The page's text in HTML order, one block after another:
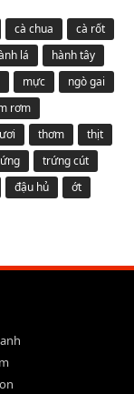
cà chua
cà rốt
lá
hành tây
mực
ngò gai
rơm
thơm
thịt
trứng cút
đậu hủ
ớt